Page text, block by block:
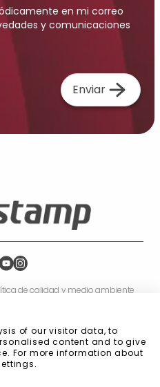
en mi correo
y comunicaciones
Enviar
de calidad y medio ambiente
de la información
Sistema de Gestión
de Gestión Integrado
de gestión
con la sostenibilidad
of our visitor data, to
content and to give
For more information about